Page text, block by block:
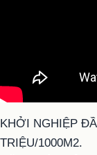
KHỞI NGHIỆP
TRIỆU/1000M2.